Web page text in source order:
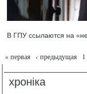
В ГПУ ссылаются на
Страницы
« первая ‹ предыдущая 1
хроніка